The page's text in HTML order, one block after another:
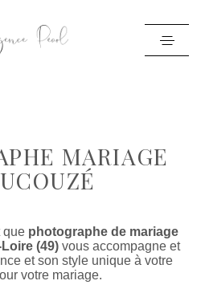
MARIAGE
que photographe de mariage
(49)vous accompagne et
et son style unique à votre
votre mariage.